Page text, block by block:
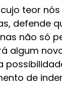
teor
defende
não só
algum
de